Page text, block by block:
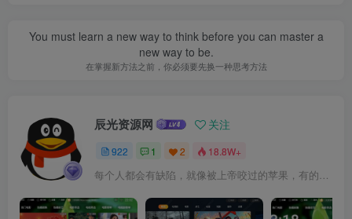
You must learn a new way to think before you can master a
new way to be.
在掌握新方法之前，你必须要先换一种思考方法
辰光资源网 关注
922 1 2 18.8W+
每个人都会有缺陷，就像被上帝咬过的苹果，有的人缺陷比较大，正是因为上帝特别喜欢他的芬芳